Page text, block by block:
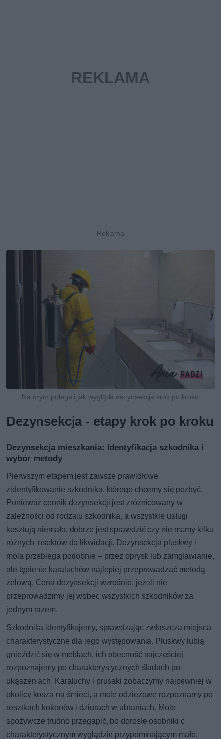
Na czym polega i jak wygląda dezynsekcja krok po kroku
Dezynsekcja - etapy krok po kroku
Dezynsekcja mieszkania: Identyfikacja szkodnika i
wybór metody
Pierwszym etapem jest zawsze prawidłowe
zidentyfikowanie szkodnika, którego chcemy się pozbyć.
Ponieważ cennik dezynsekcji jest zróżnicowany w
zależności od rodzaju szkodnika, a wszystkie usługi
kosztują niemało, dobrze jest sprawdzić czy nie mamy kilku
różnych insektów do likwidacji. Dezynsekcja pluskwy i
mola przebiega podobnie – przez oprysk lub zamgławianie,
ale tępienie karaluchów najlepiej przeprowadzać metodą
żelową. Cena dezynsekcji wzrośnie, jeżeli nie
przeprowadzimy jej wobec wszystkich szkodników za
jednym razem.
Szkodnika identyfikujemy, sprawdzając zwłaszcza miejsca
charakterystyczne dla jego występowania. Pluskwy lubią
gnieździć się w meblach, ich obecność najczęściej
rozpoznajemy po charakterystycznych śladach po
ukąszeniach. Karaluchy i prusaki zobaczymy najpewniej w
okolicy kosza na śmieci, a mole odzieżowe rozpoznamy po
resztkach kokonów i dziurach w ubraniach. Mole
spożywcze trudno przegapić, bo dorosłe osobniki o
charakterystycznym wyglądzie przypominającym małe,